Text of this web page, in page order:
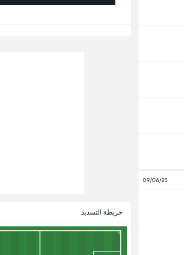
09/06/25
خريطة التسديد